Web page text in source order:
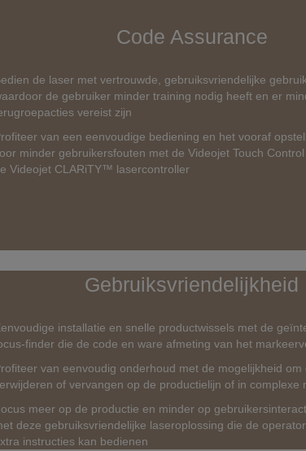
Code Assurance
de laser met vertrouwde, gebruiksvriendelijke
de gebruiker minder training nodig heeft en er
vereist zijn
van een eenvoudige bediening en het vooraf
minder gebruikersfouten met de Videojet Touch
Videojet CLARiTY™ lasercontroller
Gebruiksvriendelijkheid
installatie en snelle productwissels met de
finder die de code en ware afmeting van het
van eenvoudig onderhoud met de mogelijkheid om
of vervangen op de productielijn of in complexe
meer op de productie en minder op
deze gebruiksvriendelijke laseroplossing die de
instructies kan bedienen